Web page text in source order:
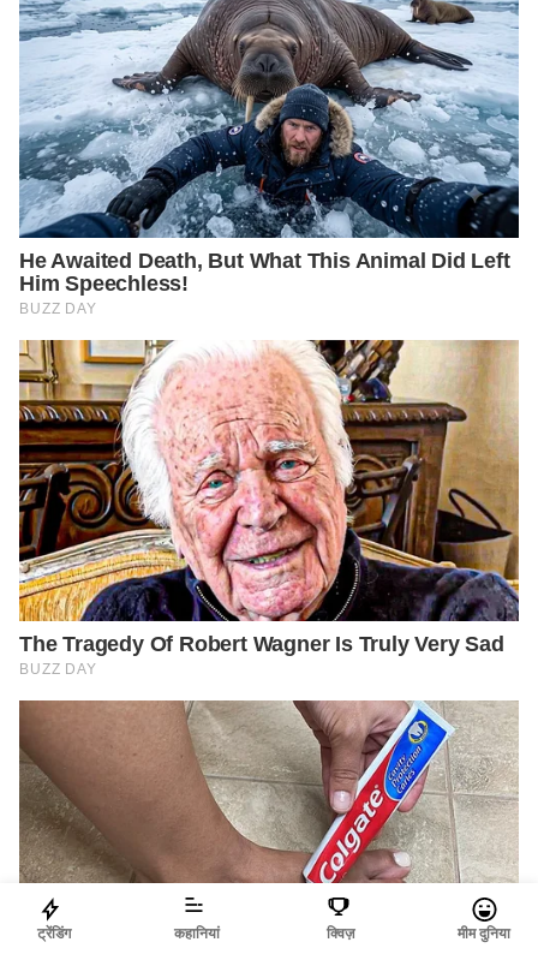
ट्रेंडिंग कहानियां क्विज़ मीम दुनिया